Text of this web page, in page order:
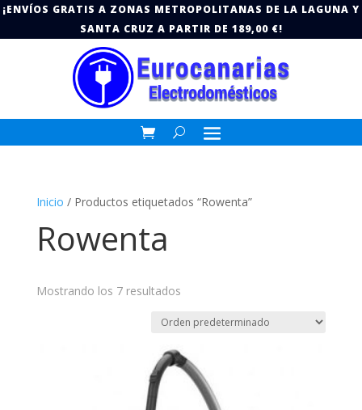
¡ENVÍOS GRATIS A ZONAS METROPOLITANAS DE LA LAGUNA Y
SANTA CRUZ A PARTIR DE 189,00 €!
Inicio / Productos etiquetados “Rowenta”
Rowenta
Mostrando los 7 resultados